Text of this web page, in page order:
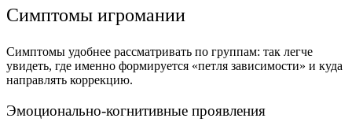
Симптомы игромании
Симптомы удобнее рассматривать по группам: так легче
увидеть, где именно формируется «петля зависимости» и куда
направлять коррекцию.
Эмоционально-когнитивные проявления